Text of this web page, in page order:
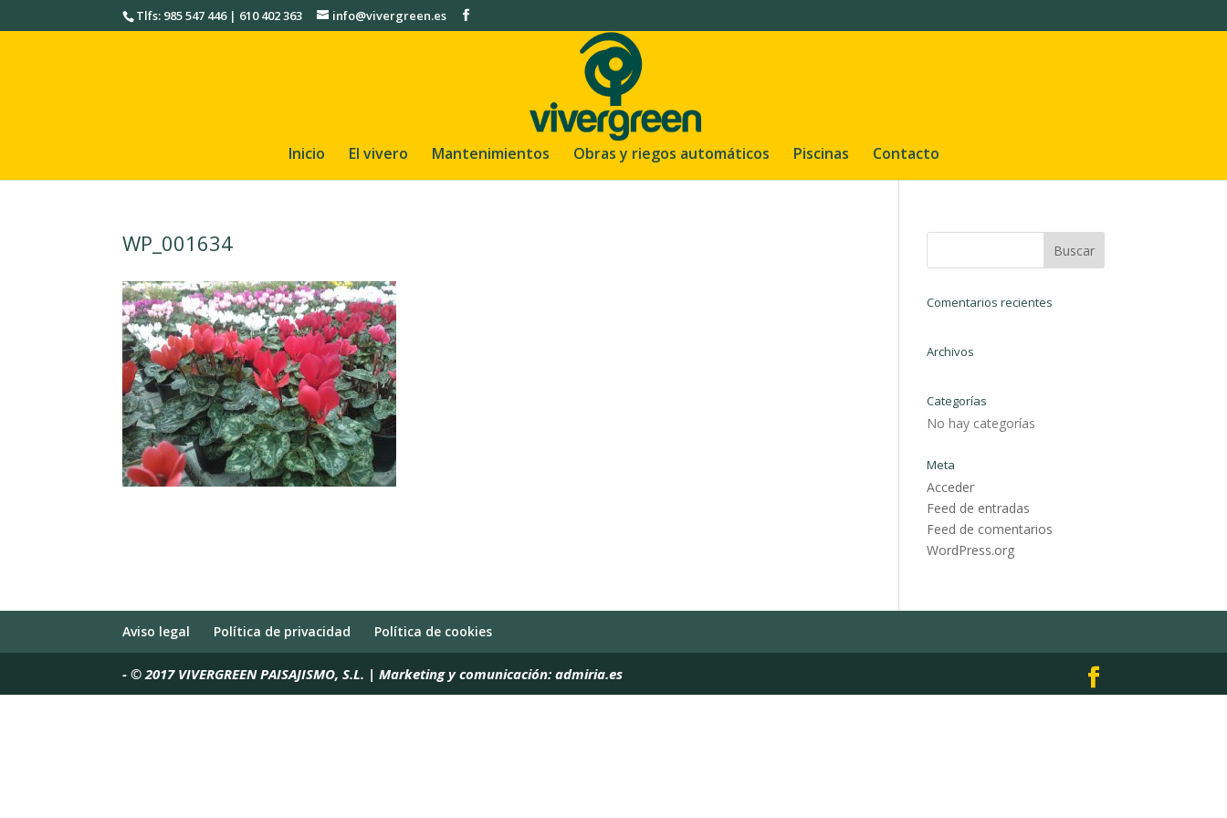
Tlfs: 985 547 446 | 610 402 363 info@vivergreen.es
Inicio El vivero Mantenimientos Obras y riegos automáticos Piscinas Contacto
WP_001634
Comentarios recientes
Archivos
Categorías
No hay categorías
Meta
Acceder
Feed de entradas
Feed de comentarios
WordPress.org
Aviso legal Política de privacidad Política de cookies
-© 2017 VIVERGREEN PAISAJISMO, S.L. | Marketing y comunicación:admiria.es